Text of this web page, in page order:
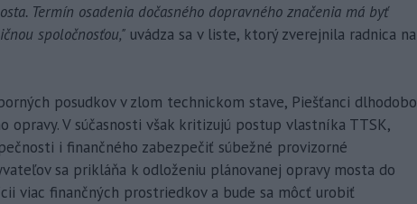
Termín osadenia dočasného dopravného značenia má byť
spoločnosťou," uvádza sa v liste, ktorý zverejnila radnica na
posudkov v zlom technickom stave, Piešťanci dlhodobo
opravy. V súčasnosti však kritizujú postup vlastníka TTSK,
i finančného zabezpečiť súbežné provizorné
sa prikláňa k odloženiu plánovanej opravy mosta do
viac finančných prostriedkov a bude sa môcť urobiť